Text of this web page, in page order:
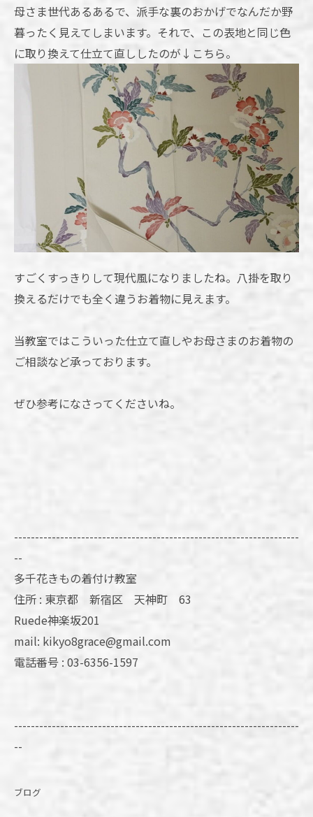
母さま世代あるあるで、派手な裏のおかげでなんだか野
暮ったく見えてしまいます。それで、この表地と同じ色
に取り換えて仕立て直ししたのが↓こちら。
すごくすっきりして現代風になりましたね。八掛を取り
換えるだけでも全く違うお着物に見えます。
当教室ではこういった仕立て直しやお母さまのお着物の
ご相談など承っております。
ぜひ参考になさってくださいね。
--------------------------------------------------------------------
--
多千花きもの着付け教室
住所 : 東京都 新宿区 天神町 63
Ruede神楽坂201
mail: kikyo8grace@gmail.com
電話番号 : 03-6356-1597
--------------------------------------------------------------------
--
ブログ